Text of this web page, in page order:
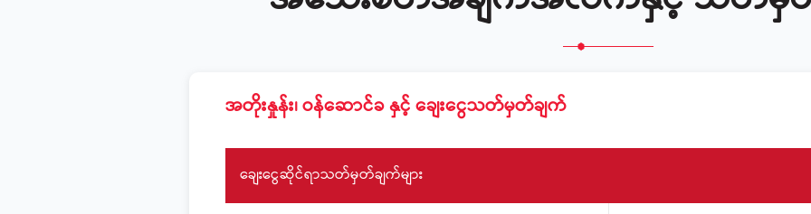
အတိုးနှုန်း၊ ဝန်ဆောင်ခ နှင့် ချေးငွေသတ်မှတ်ချက်
ချေးငွေဆိုင်ရာသတ်မှတ်ချက်များ